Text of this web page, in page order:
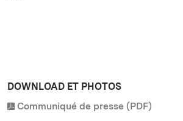
DOWNLOAD ET PHOTOS
Communiqué de presse (PDF)